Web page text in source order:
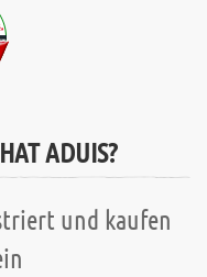
ADUIS?
und kaufen